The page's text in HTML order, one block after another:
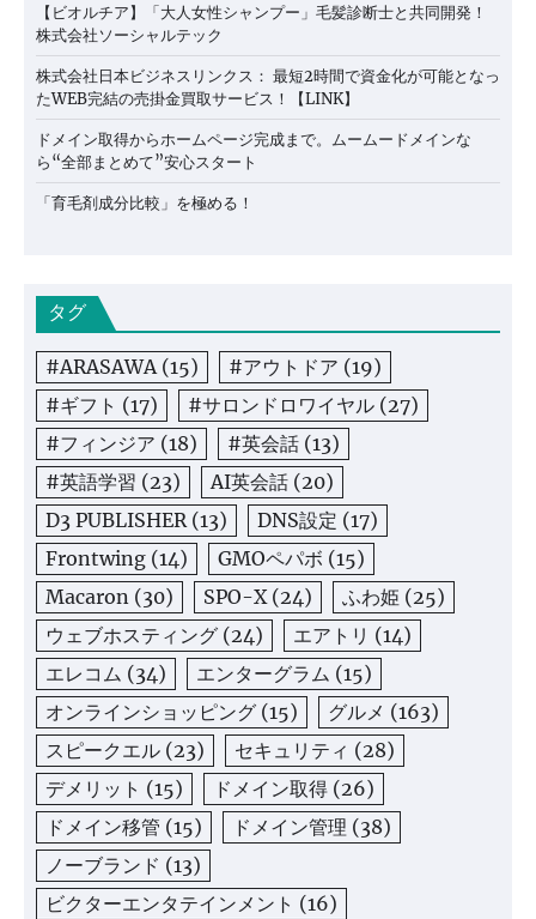
【ビオルチア】「大人女性シャンプー」毛髪診断士と共同開発！
株式会社ソーシャルテック
株式会社日本ビジネスリンクス： 最短2時間で資金化が可能となっ
たWEB完結の売掛金買取サービス！【LINK】
ドメイン取得からホームページ完成まで。ムームードメインな
ら“全部まとめて”安心スタート
「育毛剤成分比較」を極める！
タグ
#ARASAWA (15) #アウトドア (19)
#ギフト (17) #サロンドロワイヤル (27)
#フィンジア (18) #英会話 (13)
#英語学習 (23) AI英会話 (20)
D3 PUBLISHER (13) DNS設定 (17)
Frontwing (14) GMOペパボ (15)
Macaron (30) SPO-X (24) ふわ姫 (25)
ウェブホスティング (24) エアトリ (14)
エレコム (34) エンターグラム (15)
オンラインショッピング (15) グルメ (163)
スピークエル (23) セキュリティ (28)
デメリット (15) ドメイン取得 (26)
ドメイン移管 (15) ドメイン管理 (38)
ノーブランド (13)
ビクターエンタテインメント (16)